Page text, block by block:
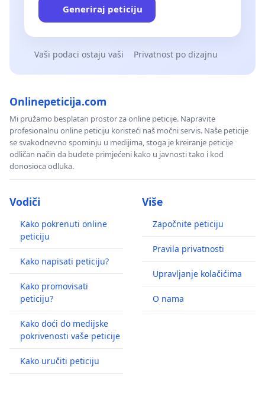
Generiraj peticiju
Vaši podaci ostaju vaši Privatnost po dizajnu
Onlinepeticija.com
Mi pružamo besplatan prostor za online peticije. Napravite
profesionalnu online peticiju koristeći naš močni servis. Naše peticije
se svakodnevno spominju u medijima, stoga je kreiranje peticije
odličan način da budete primjećeni kako u javnosti tako i kod
donosioca odluka.
Vodiči
Kako pokrenuti online
peticiju
Kako napisati peticiju?
Kako promovisati
peticiju?
Kako doći do medijske
pokrivenosti vaše peticije
Kako uručiti peticiju
Više
Započnite peticiju
Pravila privatnosti
Upravljanje kolačićima
O nama